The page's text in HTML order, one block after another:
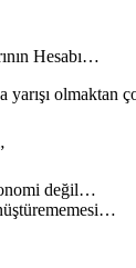
Hesabı…
yarışı
değil…